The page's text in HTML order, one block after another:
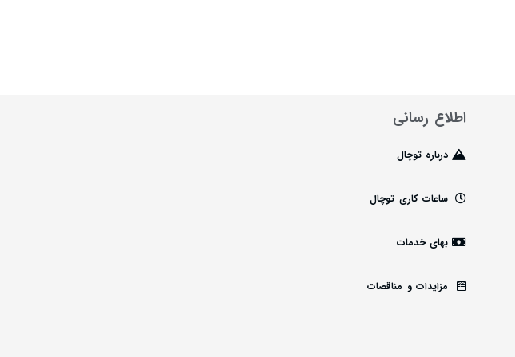
اطلاع رسانی
درباره توچال
ساعات کاری توچال
بهای خدمات
مزایدات و مناقصات